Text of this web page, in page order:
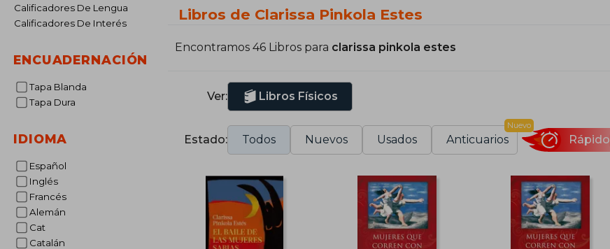
Calificadores De Lengua
Calificadores De Interés
ENCUADERNACIÓN
Tapa Blanda
Tapa Dura
IDIOMA
Español
Inglés
Francés
Alemán
Cat
Catalán
de El jardinero fiel.
Libros de Clarissa Pinkola Estes
Encontramos 46 Libros para clarissa pinkola estes
Ver: Libros Físicos
Estado: Todos Nuevos Usados Anticuarios
Nuevo
Rápido